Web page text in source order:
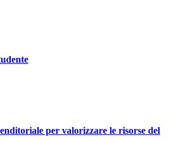
per valorizzare le risorse del